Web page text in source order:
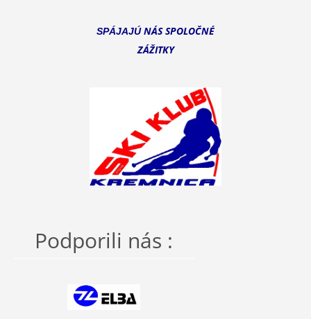
SPÁJAJÚNÁS SPOLOČNÉ
ZÁŽITKY
Podporili nás :